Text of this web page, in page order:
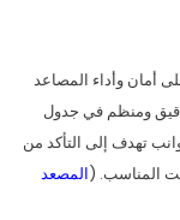
أمان وأداء المصاعد
ومنظم في جدول
تهدف إلى التأكد من
المناسب. (المصعد